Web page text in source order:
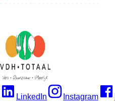
LinkedIn Instagram